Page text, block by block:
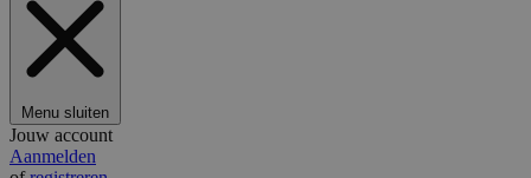
Menu sluiten
Jouw account
Aanmelden